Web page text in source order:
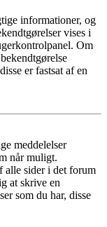
informationer, og
vises i
Om
er fastsat af en
meddelelser
når muligt.
alle sider i det forum
at skrive en
som du har, disse